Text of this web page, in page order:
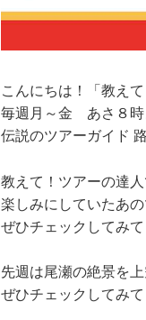
こんにちは！「教え
毎週月～金 あさ８時
伝説のツアーガイド
教えて！ツアーの達
楽しみにしていたあ
ぜひチェックしてみて
先週は尾瀬の絶景を
ぜひチェックしてみて